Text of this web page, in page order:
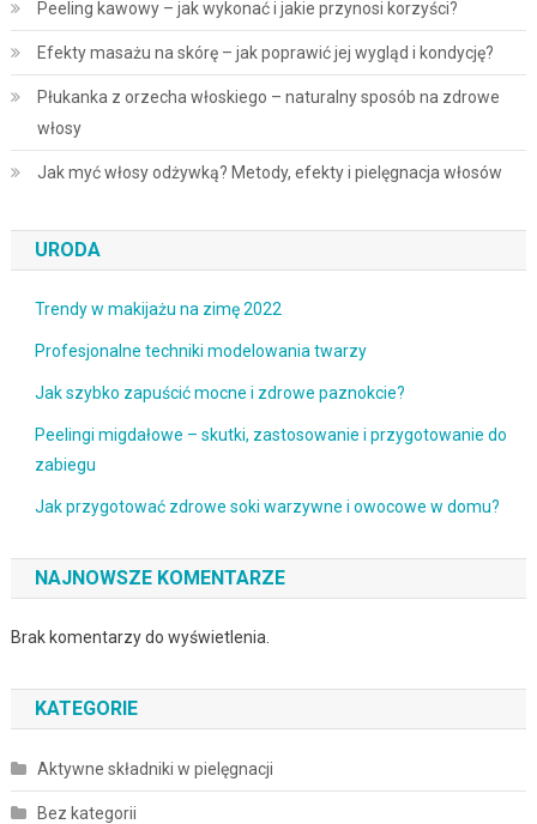
Peeling kawowy – jak wykonać i jakie przynosi korzyści?
Efekty masażu na skórę – jak poprawić jej wygląd i kondycję?
Płukanka z orzecha włoskiego – naturalny sposób na zdrowe
włosy
Jak myć włosy odżywką? Metody, efekty i pielęgnacja włosów
URODA
Trendy w makijażu na zimę 2022
Profesjonalne techniki modelowania twarzy
Jak szybko zapuścić mocne i zdrowe paznokcie?
Peelingi migdałowe – skutki, zastosowanie i przygotowanie do
zabiegu
Jak przygotować zdrowe soki warzywne i owocowe w domu?
NAJNOWSZE KOMENTARZE
Brak komentarzy do wyświetlenia.
KATEGORIE
Aktywne składniki w pielęgnacji
Bez kategorii